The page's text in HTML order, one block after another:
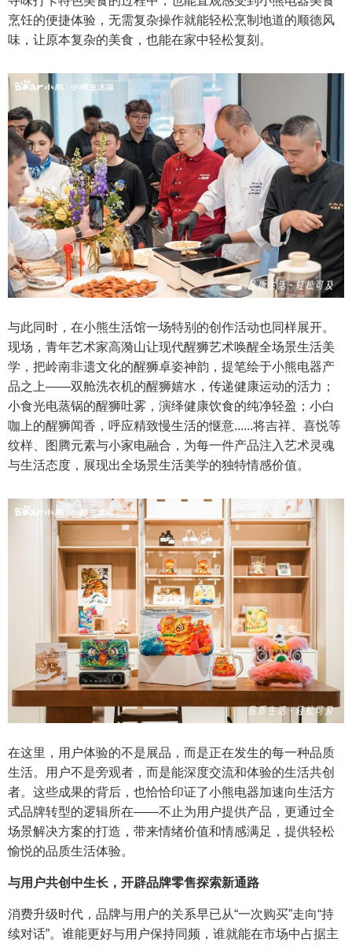
烹饪的便捷体验，无需复杂操作就能轻松烹制地道的顺德风
味，让原本复杂的美食，也能在家中轻松复刻。
与此同时，在小熊生活馆一场特别的创作活动也同样展开。
现场，青年艺术家高漪山让现代醒狮艺术唤醒全场景生活美
学，把岭南非遗文化的醒狮卓姿神韵，提笔绘于小熊电器产
品之上——双舱洗衣机的醒狮嬉水，传递健康运动的活力；
小食光电蒸锅的醒狮吐雾，演绎健康饮食的纯净轻盈；小白
咖上的醒狮闻香，呼应精致慢生活的惬意......将吉祥、喜悦等
纹样、图腾元素与小家电融合，为每一件产品注入艺术灵魂
与生活态度，展现出全场景生活美学的独特情感价值。
在这里，用户体验的不是展品，而是正在发生的每一种品质
生活。用户不是旁观者，而是能深度交流和体验的生活共创
者。这些成果的背后，也恰恰印证了小熊电器加速向生活方
式品牌转型的逻辑所在——不止为用户提供产品，更通过全
场景解决方案的打造，带来情绪价值和情感满足，提供轻松
愉悦的品质生活体验。
与用户共创中生长，开辟品牌零售探索新通路
消费升级时代，品牌与用户的关系早已从“一次购买”走向“持
续对话”。谁能更好与用户保持同频，谁就能在市场中占据主